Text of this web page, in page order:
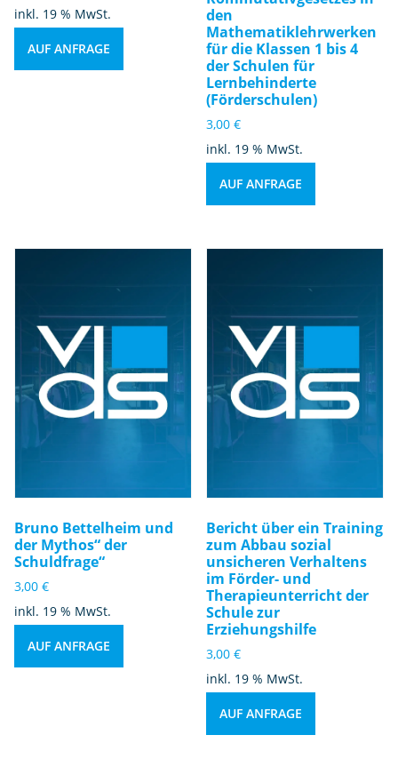
inkl. 19 % MwSt.
AUF ANFRAGE
den
Mathematiklehrwerken
für die Klassen 1 bis 4
der Schulen für
Lernbehinderte
(Förderschulen)
3,00€
inkl. 19 % MwSt.
AUF ANFRAGE
Bruno Bettelheim und
der Mythos“ der
Schuldfrage“
3,00 €
inkl. 19 % MwSt.
AUF ANFRAGE
Bericht über ein Training
zum Abbau sozial
unsicheren Verhaltens
im Förder- und
Therapieunterricht der
Schule zur
Erziehungshilfe
3,00€
inkl. 19 % MwSt.
AUF ANFRAGE